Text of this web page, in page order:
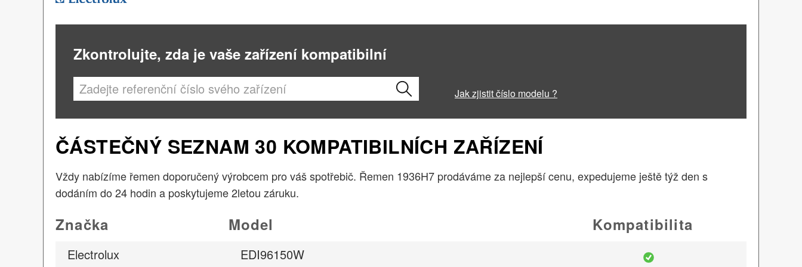
Zkontrolujte, zda je vaše zařízení kompatibilní
Jak zjistit číslo modelu ?
ČÁSTEČNÝ SEZNAM 30 KOMPATIBILNÍCH ZAŘÍZENÍ
Vždy nabízíme řemen doporučený výrobcem pro váš spotřebič. Řemen 1936H7 prodáváme za nejlepší cenu, expedujeme ještě týž den s
dodáním do 24 hodin a poskytujeme 2letou záruku.
Značka Model Kompatibilita
Electrolux EDI96150W